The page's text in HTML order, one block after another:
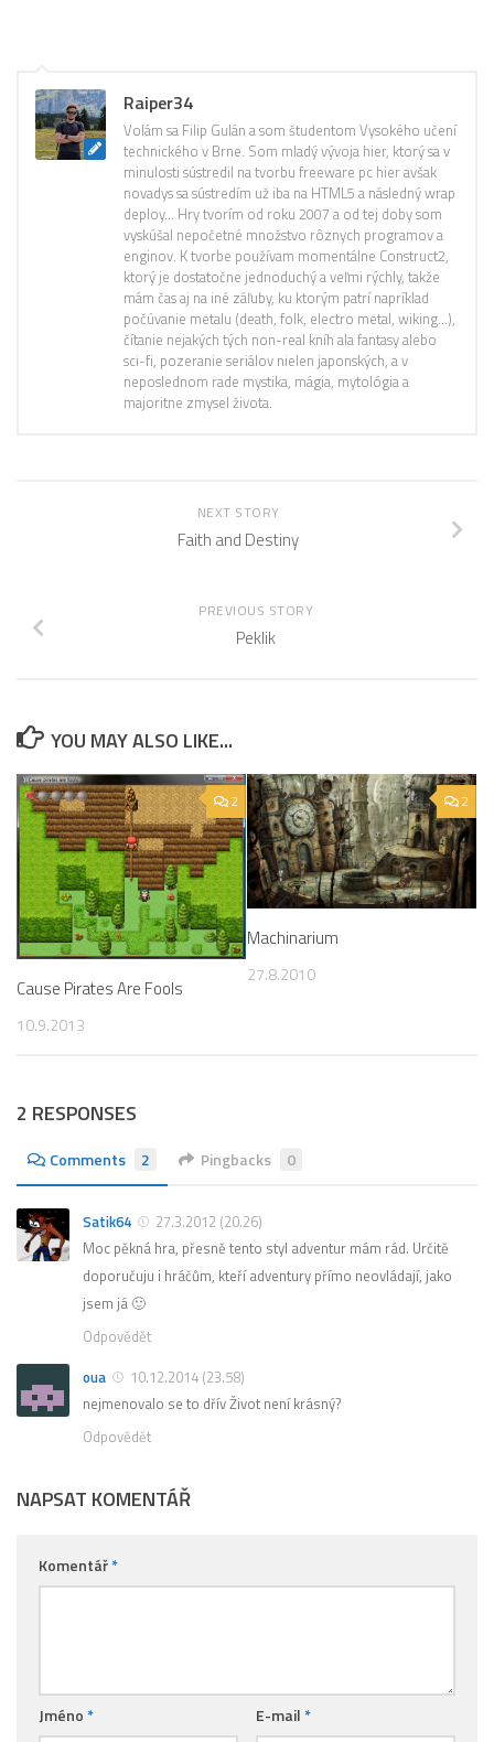
Raiper34
Volám sa Filip Gulán a som študentom Vysokého učení
technického v Brne. Som mladý vývoja hier, ktorý sa v
minulosti sústredil na tvorbu freeware pc hier avšak
novadys sa sústredím už iba na HTML5 a následný wrap
deploy… Hry tvorím od roku 2007 a od tej doby som
vyskúšal nepočetné množstvo rôznych programov a
enginov. K tvorbe používam momentálne Construct2,
ktorý je dostatočne jednoduchý a veľmi rýchly, takže
mám čas aj na iné záľuby, ku ktorým patrí napríklad
počúvanie metalu (death, folk, electro metal, wiking…),
čítanie nejakých tých non-real kníh ala fantasy alebo
sci-fi, pozeranie seriálov nielen japonských, a v
neposlednom rade mystika, mágia, mytológia a
majoritne zmysel života.
NEXT STORY
Faith and Destiny
PREVIOUS STORY
Peklik
YOU MAY ALSO LIKE...
2
Cause Pirates Are Fools
10.9.2013
2
Machinarium
27.8.2010
2 RESPONSES
Comments 2 Pingbacks 0
Satik64
27.3.2012 (20.26)
Moc pěkná hra, přesně tento styl adventur mám rád. Určitě
doporučuju i hráčům, kteří adventury přímo neovládají, jako
jsem já 🙂
Odpovědět
oua
10.12.2014 (23.58)
nejmenovalo se to dřív Život není krásný?
Odpovědět
NAPSAT KOMENTÁŘ
Komentář*
Jméno * E-mail *